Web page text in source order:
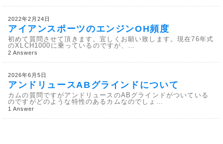
2022年2月24日
アイアンスポーツのエンジンOH頻度
初めて質問させて頂きます。宜しくお願い致します。現在76年式
のXLCH1000に乗っているのですが、…
2 Answers
2026年6月5日
アンドリュースABグラインドについて
カムの質問ですがアンドリュースのABグラインドがついている
のですがどのような特性のあるカムなのでしょ…
1 Answer